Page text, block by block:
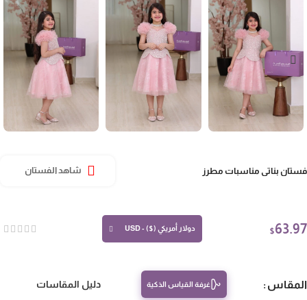
بناتي مناسبات مطرز شاهد الفستان
$ دولار أمريكي ($) - USD
غرفة القياس الذكية دليل المقاسات